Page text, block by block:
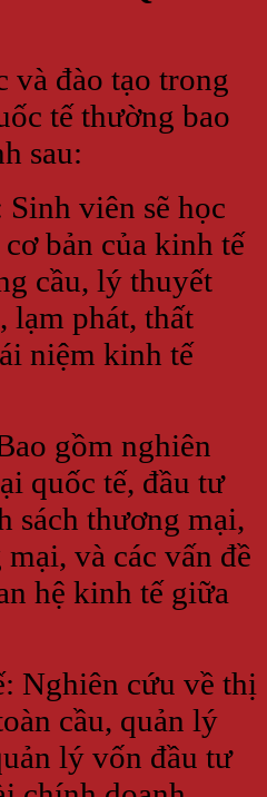
và đào tạo trong
tế thường bao
sau:
viên sẽ học
bản của kinh tế
cầu, lý thuyết
lạm phát, thất
niệm kinh tế
gồm nghiên
quốc tế, đầu tư
sách thương mại,
và các vấn đề
hệ kinh tế giữa
Nghiên cứu về thị
cầu, quản lý
lý vốn đầu tư